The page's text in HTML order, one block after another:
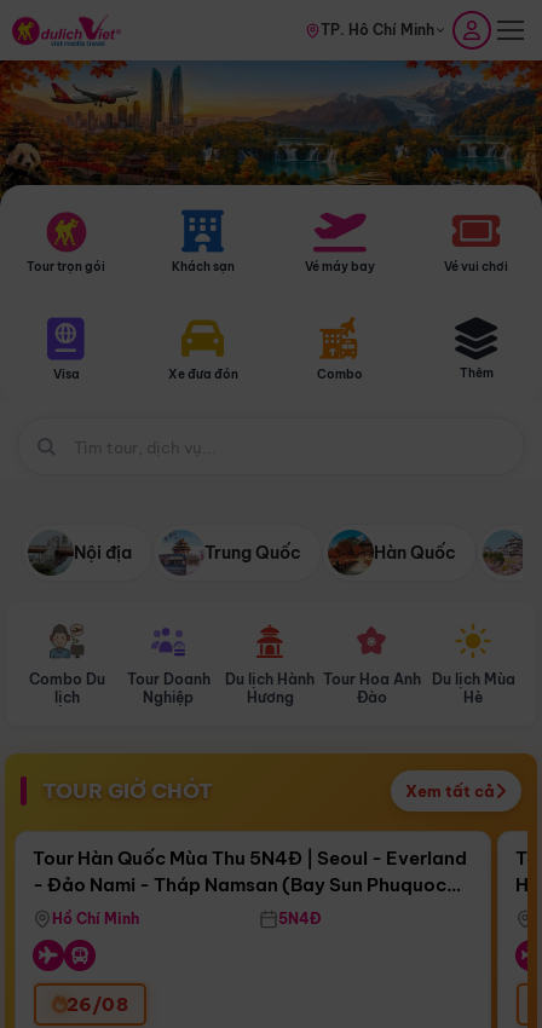
TP. Hồ Chí Minh
Tour trọn gói Khách sạn Vé máy bay Vé vui chơi
Visa Xe đưa đón Combo Thêm
Nội địa Trung Quốc Hàn Quốc
Combo Du
lịch
Tour Doanh
Nghiệp
Du lịch Hành
Hương
Tour Hoa Anh
Đào
Du lịch Mùa
Hè
TOUR GIỜ CHÓT Xem tất cả
Còn17 ngày 09:49:42
Bay Sun Phuquoc Airways
Điểm nổi bật
Tour Hàn Quốc Mùa Thu 5N4Đ | Seoul - Everland
- Đảo Nami - Tháp Namsan (Bay Sun Phuquoc
Airways)
Hồ Chí Minh 5N4Đ
26/08